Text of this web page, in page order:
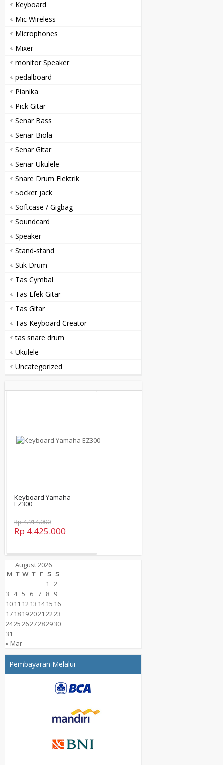
Keyboard
Mic Wireless
Microphones
Mixer
monitor Speaker
pedalboard
Pianika
Pick Gitar
Senar Bass
Senar Biola
Senar Gitar
Senar Ukulele
Snare Drum Elektrik
Socket Jack
Softcase / Gigbag
Soundcard
Speaker
Stand-stand
Stik Drum
Tas Cymbal
Tas Efek Gitar
Tas Gitar
Tas Keyboard Creator
tas snare drum
Ukulele
Uncategorized
Keyboard Yamaha
EZ300
Rp 4.914.000
Rp 4.425.000
August 2026
M T W T F S S
1
2
3 4 5 6 7 8 9
1011 1213 1415 16
1718192021 2223
24252627282930
31
« Mar
Pembayaran Melalui